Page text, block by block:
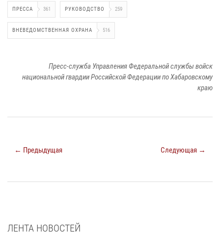
ПРЕССА 361 РУКОВОДСТВО 259
ВНЕВЕДОМСТВЕННАЯ ОХРАНА 516
Пресс-служба Управления Федеральной службы войск
национальной гвардии Российской Федерации по Хабаровскому
краю
← Предыдущая Следующая →
ЛЕНТА НОВОСТЕЙ